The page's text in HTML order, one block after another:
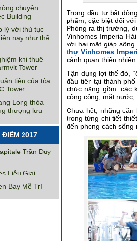
chuyên
Building
lý với thủ tục
nay như thế
khi thuê
Tower
tiện của tòa
Tower
Long thỏa
thượng lưu
ĐIỂM 2017
Trần Duy
Liễu Giai
Bay Mễ Trì
Trong đầu tư bất
phẩm, đặc biệt đối
Phòng ra thị trường,
Vinhomes Imperia
với hai mặt giáp
thự Vinhomes
cảnh quan thiên nhiên.
Tận dụng lợi thế đó,
đầu tiên tại thành
chức năng gồm: các
công cộng, mặt nước,
Chưa hết, những căn
trong từng chi tiết
đến phong cách sống